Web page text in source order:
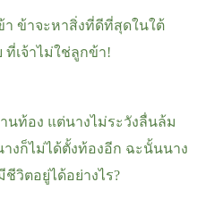
า ข้าจะหาสิ่งที่ดีที่สุดในใต้
ที่เจ้าไม่ใช่ลูกข้า!
นท้อง แต่นางไม่ระวังลื่นล้ม
งก็ไม่ได้ตั้งท้องอีก ฉะนั้นนาง
วิตอยู่ได้อย่างไร?